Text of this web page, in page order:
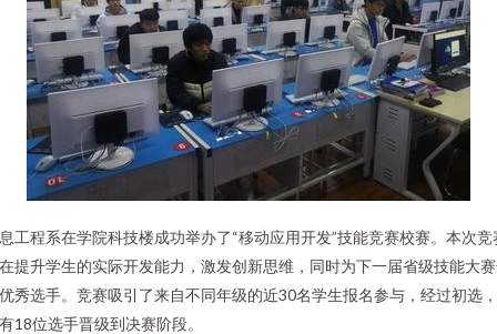
工程系在学院科技楼成功举办了“移动应用开发”技能竞赛校赛。本次竞
提升学生的实际开发能力，激发创新思维，同时为下一届省级技能大
秀选手。竞赛吸引了来自不同年级的近30名学生报名参与，经过初选
18位选手晋级到决赛阶段。